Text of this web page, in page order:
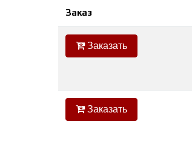
Заказ
Заказать
Заказать